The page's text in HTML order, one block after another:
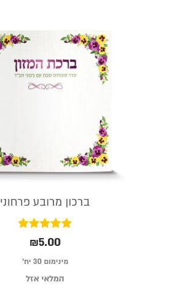
ברכון מרובע פרחוני
דורג
5.00
מתוך 5
₪5.00
מינימום 30 יח׳
המלאי אזל